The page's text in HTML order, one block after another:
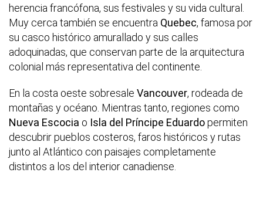
herencia francófona, sus festivales y su vida cultural.
Muy cerca también se encuentra Quebec, famosa por
su casco histórico amurallado y sus calles
adoquinadas, que conservan parte de la arquitectura
colonial más representativa del continente.
En la costa oeste sobresale Vancouver, rodeada de
montañas y océano. Mientras tanto, regiones como
Nueva Escocia o Isla del Príncipe Eduardopermiten
descubrir pueblos costeros, faros históricos y rutas
junto al Atlántico con paisajes completamente
distintos a los del interior canadiense.